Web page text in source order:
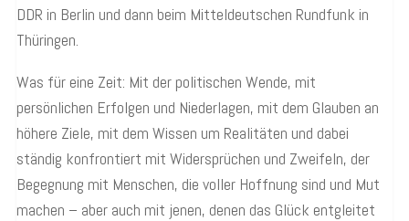
DDR in Berlin und dann beim Mitteldeutschen Rundfunk in
Thüringen.
Was für eine Zeit: Mit der politischen Wende, mit
persönlichen Erfolgen und Niederlagen, mit dem Glauben an
höhere Ziele, mit dem Wissen um Realitäten und dabei
ständig konfrontiert mit Widersprüchen und Zweifeln, der
Begegnung mit Menschen, die voller Hoffnung sind und Mut
machen – aber auch mit jenen, denen das Glück entgleitet